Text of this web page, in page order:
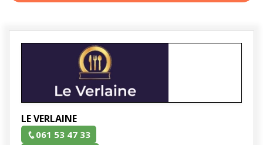
LE VERLAINE
061 53 47 33